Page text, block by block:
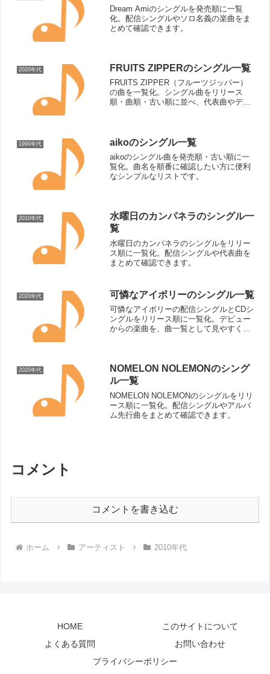
Dream Amiのシングルを発売順に一覧
化。配信シングルやソロ名義の楽曲をま
とめて確認できます。
2020年代 FRUITS ZIPPERのシングル一覧
FRUITS ZIPPER（フルーツジッパー）
の曲を一覧化。シングル曲をリリース
順・曲順・古い順に並べ、代表曲やデビ
1990年代 aikoのシングル一覧
aikoのシングル曲を発売順・古い順に一
覧化。曲名を順番に確認したい方に便利
なシンプルなリストです。
2010年代
水曜日のカンパネラのシングル一
覧
水曜日のカンパネラのシングルをリリー
ス順に一覧化。配信シングルや代表曲を
まとめて確認できます。
2020年代 可憐なアイボリーのシングル一覧
可憐なアイボリーの配信シングルとCDシ
ングルをリリース順に一覧化。デビュー
からの楽曲を、曲一覧として見やすく確
2020年代
NOMELON NOLEMONのシング
ル一覧
NOMELON NOLEMONのシングルをリリ
ース順に一覧化。配信シングルやアルバ
ム先行曲をまとめて確認できます。
コメント
コメントを書き込む
ホーム アーティスト 2010年代
HOME
このサイトについて
よくある質問
お問い合わせ
プライバシーポリシー